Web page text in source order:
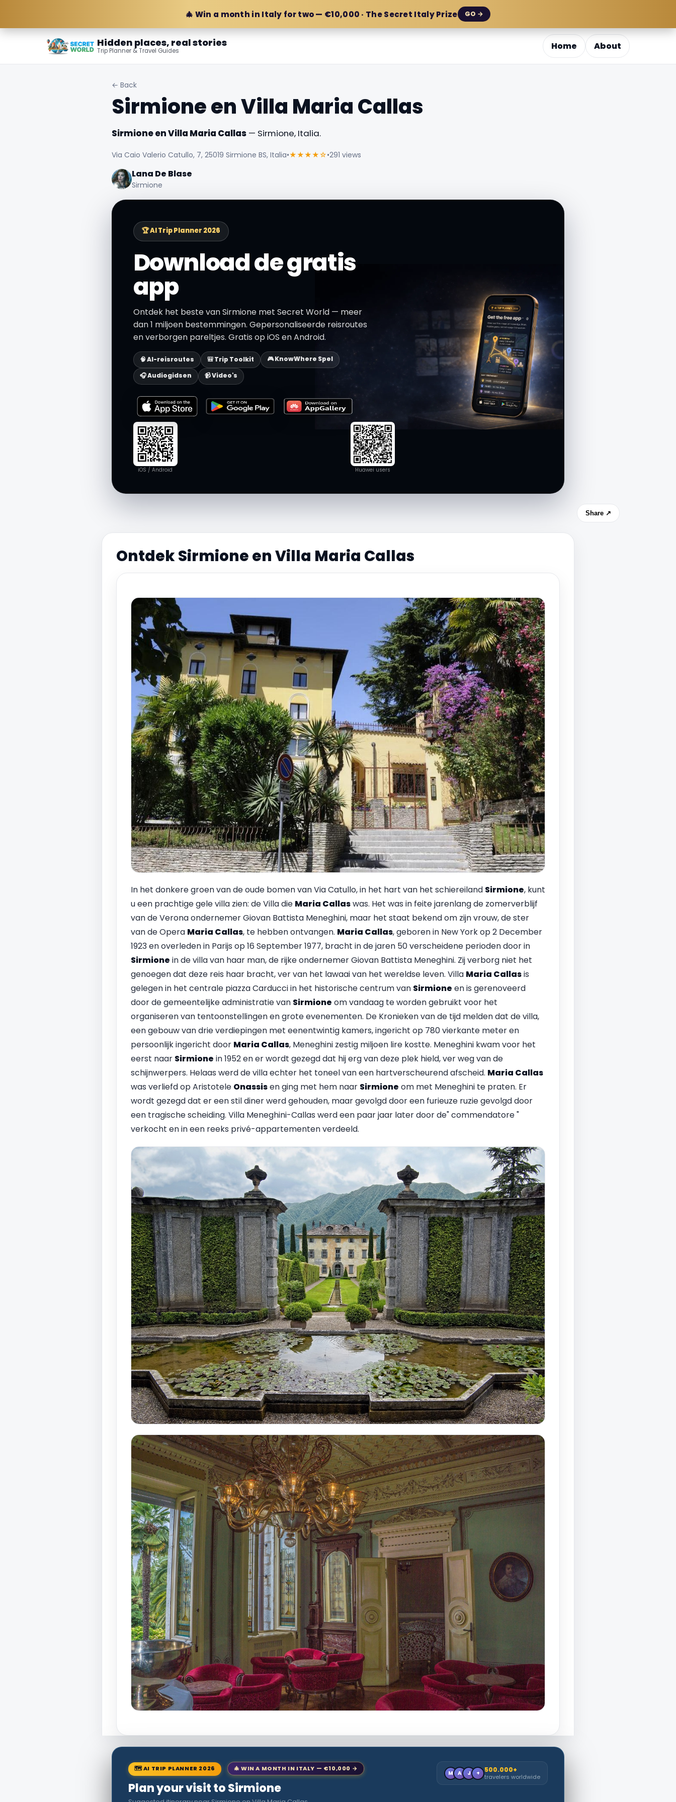
🎄 Win a month in Italy for two — €10,000 · The Secret Italy Prize GO →
Hidden places, real stories
Trip Planner & Travel Guides Home About
← Back
Sirmione en Villa Maria Callas
Sirmione en Villa Maria Callas— Sirmione, Italia.
Via Caio Valerio Catullo, 7, 25019 Sirmione BS, Italia•★★★★☆•291 views
Lana De Blase
Sirmione
🏆 AI Trip Planner 2026
Download de gratis
app
Ontdek het beste van Sirmione met Secret World — meer
dan 1 miljoen bestemmingen. Gepersonaliseerde reisroutes
en verborgen pareltjes. Gratis op iOS en Android.
🧠 AI-reisroutes 🎒 Trip Toolkit
🎮 KnowWhere Spel
🎧 Audiogidsen
📹 Video's
iOS / Android Huawei users
Share ↗
Ontdek Sirmione en Villa Maria Callas
In het donkere groen van de oude bomen van Via Catullo, in het hart van het schiereiland Sirmione, kunt
u een prachtige gele villa zien: de Villa die Maria Callaswas. Het was in feite jarenlang de zomerverblijf
van de Verona ondernemer Giovan Battista Meneghini, maar het staat bekend om zijn vrouw, de ster
van de Opera Maria Callas, te hebben ontvangen. Maria Callas, geboren in New York op 2 December
1923 en overleden in Parijs op 16 September 1977, bracht in de jaren 50 verscheidene perioden door in
Sirmione in de villa van haar man, de rijke ondernemer Giovan Battista Meneghini. Zij verborg niet het
genoegen dat deze reis haar bracht, ver van het lawaai van het wereldse leven. Villa Maria Callasis
gelegen in het centrale piazza Carducci in het historische centrum van Sirmione en is gerenoveerd
door de gemeentelijke administratie van Sirmione om vandaag te worden gebruikt voor het
organiseren van tentoonstellingen en grote evenementen. De Kronieken van de tijd melden dat de villa,
een gebouw van drie verdiepingen met eenentwintig kamers, ingericht op 780 vierkante meter en
persoonlijk ingericht door Maria Callas, Meneghini zestig miljoen lire kostte. Meneghini kwam voor het
eerst naar Sirmione in 1952 en er wordt gezegd dat hij erg van deze plek hield, ver weg van de
schijnwerpers. Helaas werd de villa echter het toneel van een hartverscheurend afscheid. Maria Callas
was verliefd op Aristotele Onassisen ging met hem naar Sirmione om met Meneghini te praten. Er
wordt gezegd dat er een stil diner werd gehouden, maar gevolgd door een furieuze ruzie gevolgd door
een tragische scheiding. Villa Meneghini-Callas werd een paar jaar later door de" commendatore "
verkocht en in een reeks privé-appartementen verdeeld.
🗺 AI TRIP PLANNER 2026 🎄 WIN A MONTH IN ITALY — €10,000 →
Plan your visit to Sirmione
M A J + 500.000+
travelers worldwide